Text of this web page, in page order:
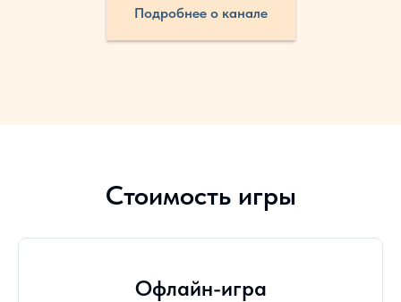
Подробнее о канале
Стоимость игры
Офлайн-игра